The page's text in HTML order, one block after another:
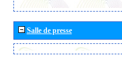
Salle de presse